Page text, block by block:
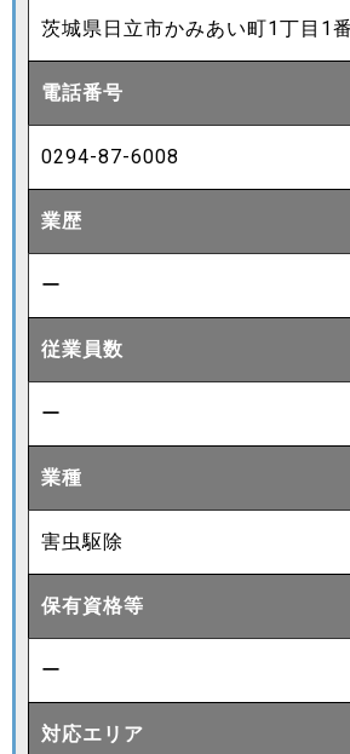
茨城県日立市かみあい町1丁目1
電話番号
0294-87-6008
業歴
ー
従業員数
ー
業種
害虫駆除
保有資格等
ー
対応エリア